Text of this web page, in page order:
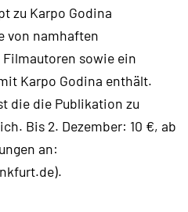
zu Karpo Godina
von namhaften
sowie ein
Karpo Godina enthält.
die die Publikation zu
Bis 2. Dezember: 10 €, ab
an: